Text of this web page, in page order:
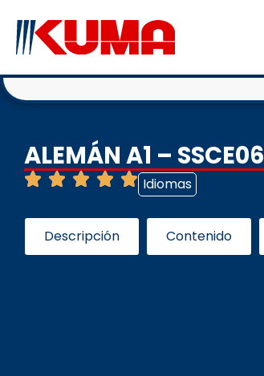
ALEMÁN A1 – SSCE06
Idiomas
Descripción Contenido